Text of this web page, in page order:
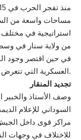
مساحات واسعة من
استراتيجية في مختلف
من ولاية سنار في وسط
في حين اقتصر وجود
العسكرية التي تتعرض لهجمات مستمرة من الدعم السريع.
تجديد المنقار
وصف الأستاذ والخبير
السوداني للإعلام
مراكز قوى داخل الجيش
للاختلاف في وجهات